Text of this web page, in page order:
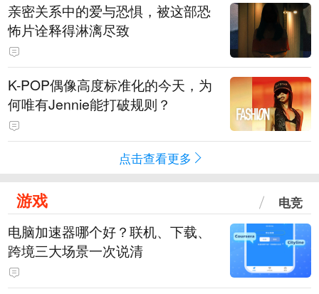
亲密关系中的爱与恐惧，被这部恐
怖片诠释得淋漓尽致
K-POP偶像高度标准化的今天，为
何唯有Jennie能打破规则？
点击查看更多
游戏 电竞
电脑加速器哪个好？联机、下载、
跨境三大场景一次说清